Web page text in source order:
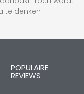
te denken
POPULAIRE
REVIEWS